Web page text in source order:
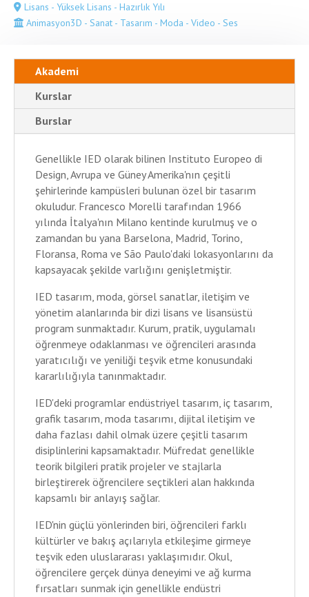
Lisans - Yüksek Lisans - Hazırlık Yılı
Animasyon3D - Sanat - Tasarım - Moda - Video - Ses
Akademi
Kurslar
Burslar
Genellikle IED olarak bilinen Instituto Europeo di
Design, Avrupa ve Güney Amerika'nın çeşitli
şehirlerinde kampüsleri bulunan özel bir tasarım
okuludur. Francesco Morelli tarafından 1966
yılında İtalya'nın Milano kentinde kurulmuş ve o
zamandan bu yana Barselona, Madrid, Torino,
Floransa, Roma ve São Paulo'daki lokasyonlarını da
kapsayacak şekilde varlığını genişletmiştir.
IED tasarım, moda, görsel sanatlar, iletişim ve
yönetim alanlarında bir dizi lisans ve lisansüstü
program sunmaktadır. Kurum, pratik, uygulamalı
öğrenmeye odaklanması ve öğrencileri arasında
yaratıcılığı ve yeniliği teşvik etme konusundaki
kararlılığıyla tanınmaktadır.
IED'deki programlar endüstriyel tasarım, iç tasarım,
grafik tasarım, moda tasarımı, dijital iletişim ve
daha fazlası dahil olmak üzere çeşitli tasarım
disiplinlerini kapsamaktadır. Müfredat genellikle
teorik bilgileri pratik projeler ve stajlarla
birleştirerek öğrencilere seçtikleri alan hakkında
kapsamlı bir anlayış sağlar.
IED'nin güçlü yönlerinden biri, öğrencileri farklı
kültürler ve bakış açılarıyla etkileşime girmeye
teşvik eden uluslararası yaklaşımıdır. Okul,
öğrencilere gerçek dünya deneyimi ve ağ kurma
fırsatları sunmak için genellikle endüstri